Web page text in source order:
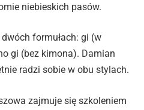
niebieskich pasów.
formułach: gi (w
gi (bez kimona). Damian
radzi sobie w obu stylach.
zajmuje się szkoleniem